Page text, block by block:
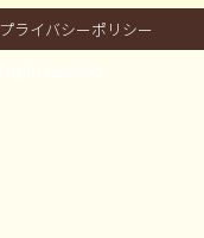
プライバシーポリシー